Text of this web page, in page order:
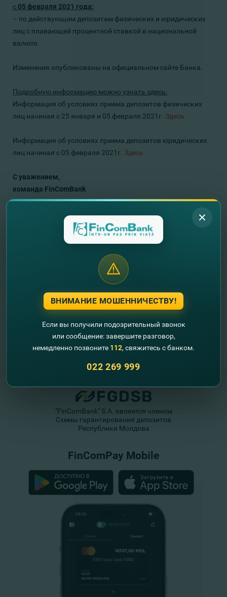
с 05 февраля 2021 года:
– по действующим депозитам физических и юридических
лиц с плавающей процентной ставкой в национальной
валюте.
Изменения опубликованы на официальном сайте Банка.
Подробную информацию можно узнать здесь:
Информация об условиях приема депозитов физических
лиц начиная с 25 января и 05 февраля 2021г. Здесь
Информация об условиях приема депозитов юридических
лиц начиная с 05 февраля 2021г. Здесь
С уважением,
команда FinComBank
Другие новости
"FinComBank" S.A. является членом
Схемы гарантирования депозитов
Республики Молдова
FinComPay Mobile
ВНИМАНИЕ МОШЕННИЧЕСТВУ!
Если вы получили подозрительный звонок
или сообщение: завершите разговор,
немедленно позвоните 112, свяжитесь с банком.
022 269 999